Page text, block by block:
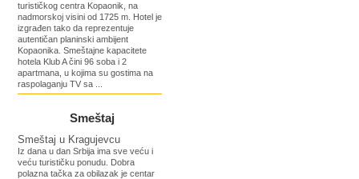
turističkog centra Kopaonik, na
nadmorskoj visini od 1725 m. Hotel je
izgrađen tako da reprezentuje
autentičan planinski ambijent
Kopaonika. Smeštajne kapacitete
hotela Klub A čini 96 soba i 2
apartmana, u kojima su gostima na
raspolaganju TV sa ...
Smeštaj
Smeštaj u Kragujevcu
Iz dana u dan Srbija ima sve veću i
veću turističku ponudu. Dobra
polazna tačka za obilazak je centar